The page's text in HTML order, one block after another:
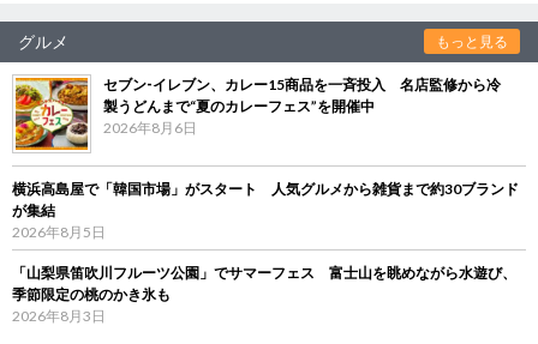
グルメ もっと見る
セブン‐イレブン、カレー15商品を一斉投入 名店監修から冷
製うどんまで“夏のカレーフェス”を開催中
2026年8月6日
横浜高島屋で「韓国市場」がスタート 人気グルメから雑貨まで約30ブランド
が集結
2026年8月5日
「山梨県笛吹川フルーツ公園」でサマーフェス 富士山を眺めながら水遊び、
季節限定の桃のかき氷も
2026年8月3日